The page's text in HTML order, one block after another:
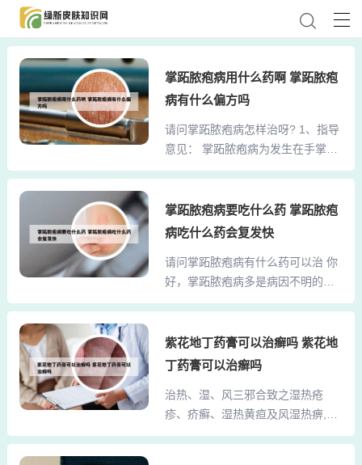
掌跖脓疱病用什么药啊 掌跖脓疱
病有什么偏方吗
请问掌跖脓疱病怎样治呀? 1、指导
意见： 掌跖脓疱病为发生在手掌和
足跖的脓疱性皮肤病，反复发作，
明。无特效疗法，可服 用氨苯砜或
反应停等，配合复方维生素B。局部
效果。2、您好 问题分析： 掌跖脓
疱病能治愈的。掌跖脓疱主要由于
脾虚生湿，湿热内蕴，或外感湿热
而发。 指导建议：治疗以消炎抗病
毒为主，例如口服泛昔洛韦片、万
治疗。还可以给予口服皮质激素和
抗组胺药治疗的。...
掌跖脓疱病要吃什么药 掌跖脓疱
病吃什么药会复发快
请问掌跖脓疱病有什么药可以治 你
好，掌跖脓疱病多是病因不明的，
对症处理即可。问题分析： 根据您
保守治疗可以通过口服四环素以及
复方甘草酸苷胶囊，同时外用维a酸
疗。您好 问题分析： 掌跖脓疱病能
治愈的。掌跖脓疱主要由于脾虚生
湿，湿热内蕴，或外感湿热邪毒，
紫花地丁药膏可以治癣吗 紫花地
丁药膏可以治癣吗
治热、湿、风三邪合致之湿热疮
疹、疥癣、湿热黄疸及风湿热痹,宜
选用的... 1、该题主要考查秦艽的功